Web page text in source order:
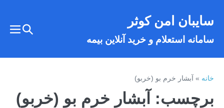
سایبان امن کوثر
سامانه استعلام و خرید آنلاین بیمه
تغییر
خانه»آبشار خرم بو (خربو)
برچسب: آبشار خرم بو (خربو)